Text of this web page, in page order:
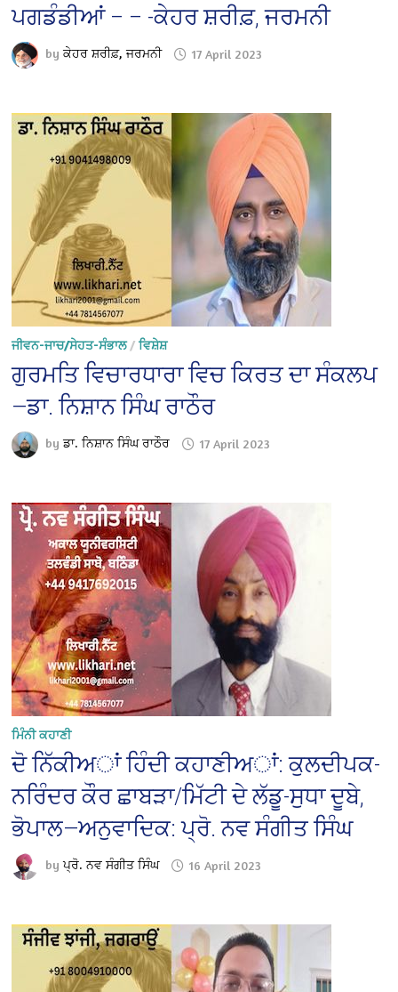
ਪਗਡੰਡੀਆਂ – – -ਕੇਹਰ ਸ਼ਰੀਫ਼, ਜਰਮਨੀ
byਕੇਹਰ ਸ਼ਰੀਫ਼, ਜਰਮਨੀ 17 April 2023
ਜੀਵਨ-ਜਾਚ/ਸੇਹਤ-ਸੰਭਾਲ/ਵਿਸ਼ੇਸ਼
ਗੁਰਮਤਿ ਵਿਚਾਰਧਾਰਾ ਵਿਚ ਕਿਰਤ ਦਾ ਸੰਕਲਪ
—ਡਾ. ਨਿਸ਼ਾਨ ਸਿੰਘ ਰਾਠੌਰ
byਡਾ. ਨਿਸ਼ਾਨ ਸਿੰਘ ਰਾਠੌਰ 17 April 2023
ਮਿੰਨੀ ਕਹਾਣੀ
ਦੋ ਨਿੱਕੀਅਾਂ ਹਿੰਦੀ ਕਹਾਣੀਅਾਂ: ਕੁਲਦੀਪਕ-
ਨਰਿੰਦਰ ਕੌਰ ਛਾਬੜਾ/ਮਿੱਟੀ ਦੇ ਲੱਡੂ-ਸੁਧਾ ਦੂਬੇ,
ਭੋਪਾਲ—ਅਨੁਵਾਦਿਕ: ਪ੍ਰੋ. ਨਵ ਸੰਗੀਤ ਸਿੰਘ
byਪ੍ਰੋ. ਨਵ ਸੰਗੀਤ ਸਿੰਘ 16 April 2023